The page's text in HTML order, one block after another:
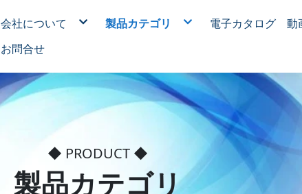
会社について 製品カテゴリ
電動ツール用モーター
電動ロールアップドア昇降モーター
機械設備用モーター
パウダースプレー絶縁処理
モーター鉄管塗料OEM
電子カタログ
動
お問合せ
◆ PRODUCT ◆
製品カテゴリ